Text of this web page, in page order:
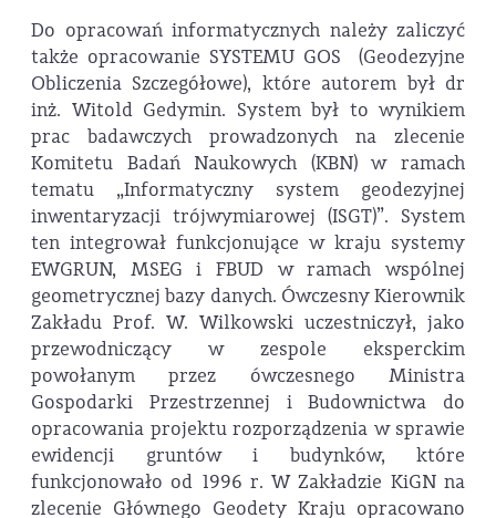
Do opracowań informatycznych należy zaliczyć
także opracowanie SYSTEMU GOS (Geodezyjne
Obliczenia Szczegółowe), które autorem był dr
inż. Witold Gedymin. System był to wynikiem
prac badawczych prowadzonych na zlecenie
Komitetu Badań Naukowych (KBN) w ramach
tematu „Informatyczny system geodezyjnej
inwentaryzacji trójwymiarowej (ISGT)”. System
ten integrował funkcjonujące w kraju systemy
EWGRUN, MSEG i FBUD w ramach wspólnej
geometrycznej bazy danych. Ówczesny Kierownik
Zakładu Prof. W. Wilkowski uczestniczył, jako
przewodniczący w zespole eksperckim
powołanym przez ówczesnego Ministra
Gospodarki Przestrzennej i Budownictwa do
opracowania projektu rozporządzenia w sprawie
ewidencji gruntów i budynków, które
funkcjonowało od 1996 r. W Zakładzie KiGN na
zlecenie Głównego Geodety Kraju opracowano